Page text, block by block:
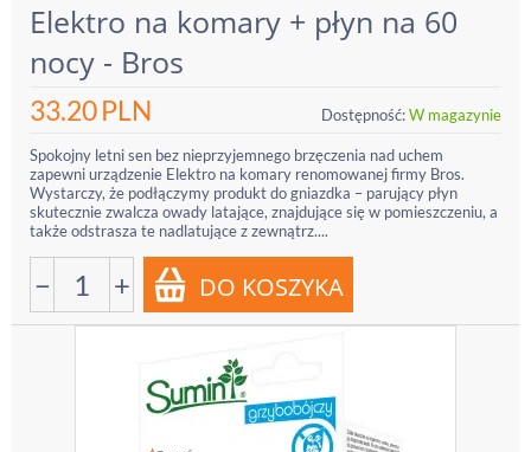
Elektro na komary + płyn na 60
nocy - Bros
33.20PLN Dostępność:W magazynie
Spokojny letni sen bez nieprzyjemnego brzęczenia nad uchem
zapewni urządzenie Elektro na komary renomowanej firmy Bros.
Wystarczy, że podłączymy produkt do gniazdka – parujący płyn
skutecznie zwalcza owady latające, znajdujące się w pomieszczeniu, a
także odstrasza te nadlatujące z zewnątrz....
− +